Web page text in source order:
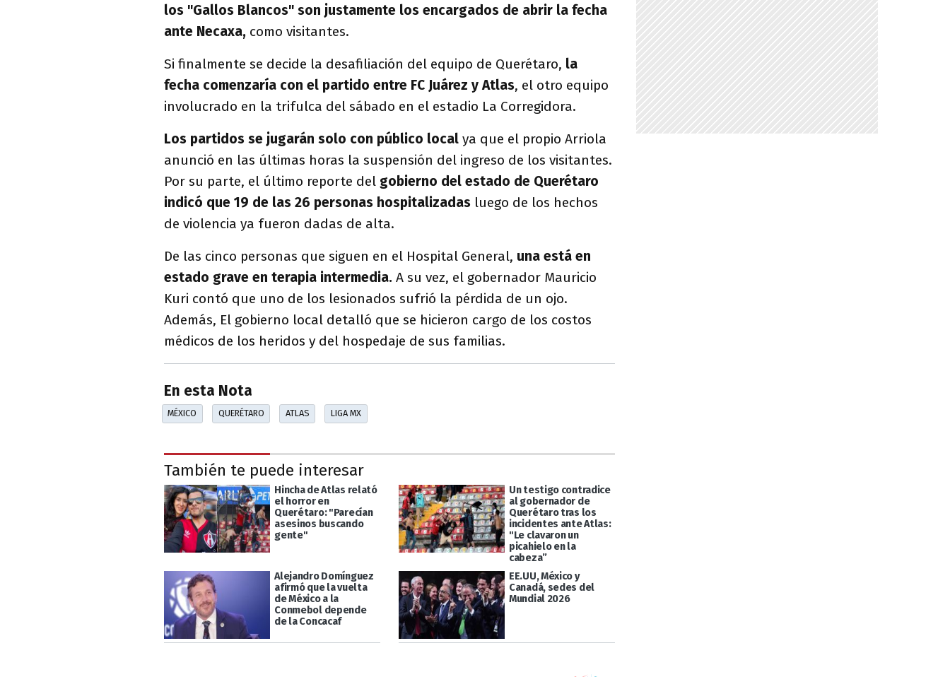
los "Gallos Blancos" son justamente los encargados de abrir la fecha
ante Necaxa, como visitantes.
Si finalmente se decide la desafiliación del equipo de Querétaro, la
fecha comenzaría con el partido entre FC Juárez y Atlas, el otro equipo
involucrado en la trifulca del sábado en el estadio La Corregidora.
Los partidos se jugarán solo con público local ya que el propio Arriola
anunció en las últimas horas la suspensión del ingreso de los visitantes.
Por su parte, el último reporte del gobierno del estado de Querétaro
indicó que 19 de las 26 personas hospitalizadas luego de los hechos
de violencia ya fueron dadas de alta.
De las cinco personas que siguen en el Hospital General, una está en
estado grave en terapia intermedia. A su vez, el gobernador Mauricio
Kuri contó que uno de los lesionados sufrió la pérdida de un ojo.
Además, El gobierno local detalló que se hicieron cargo de los costos
médicos de los heridos y del hospedaje de sus familias.
En esta Nota
MÉXICO QUERÉTARO ATLAS LIGA MX
También te puede interesar
Hincha de Atlas relató
el horror en
Querétaro: "Parecían
asesinos buscando
gente"
Un testigo contradice
al gobernador de
Querétaro tras los
incidentes ante Atlas:
"Le clavaron un
picahielo en la
cabeza”
Alejandro Domínguez
afirmó que la vuelta
de México a la
Conmebol depende
de la Concacaf
EE.UU, México y
Canadá, sedes del
Mundial 2026